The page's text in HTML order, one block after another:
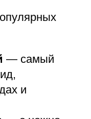
— самый
и